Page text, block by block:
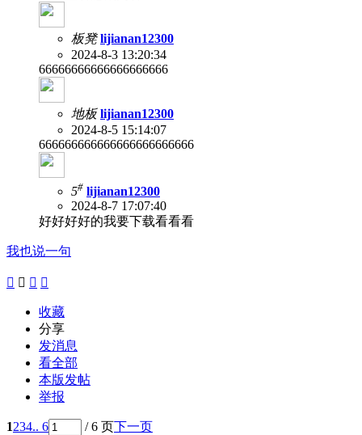
板凳 lijianan12300
2024-8-3 13:20:34
66666666666666666666
地板 lijianan12300
2024-8-5 15:14:07
666666666666666666666666
5# lijianan12300
2024-8-7 17:07:40
好好好好的我要下载看看看
我也说一句
   
收藏
分享
发消息
看全部
本版发帖
举报
1234.. 6 / 6 页下一页